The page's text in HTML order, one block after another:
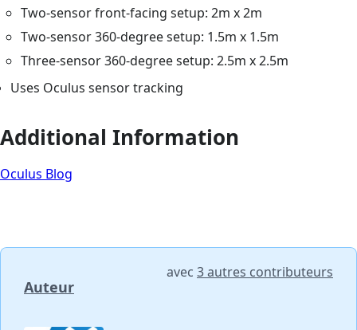
Two-sensor front-facing setup: 2m x 2m
Two-sensor 360-degree setup: 1.5m x 1.5m
Three-sensor 360-degree setup: 2.5m x 2.5m
Uses Oculus sensor tracking
Additional Information
Oculus Blog
Auteur
avec 3 autres contributeurs